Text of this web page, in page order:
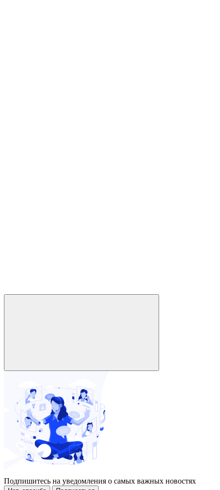
Подпишитесь на уведомления о самых важных новостях